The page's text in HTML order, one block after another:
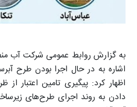
به گزارش روابط عمومی شرکت آب
اشاره به در حال اجرا بودن طرح
اظهار کرد: پیگیری تامین اعتبار
دادن به روند اجرای طرح‌های